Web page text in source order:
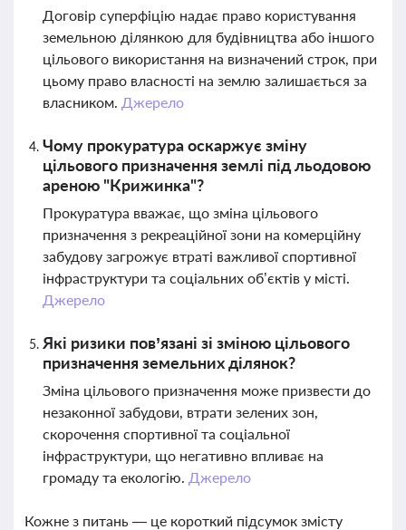
Договір суперфіцію надає право користування
земельною ділянкою для будівництва або іншого
цільового використання на визначений строк, при
цьому право власності на землю залишається за
власником. Джерело
Чому прокуратура оскаржує зміну
цільового призначення землі під льодовою
ареною "Крижинка"?
Прокуратура вважає, що зміна цільового
призначення з рекреаційної зони на комерційну
забудову загрожує втраті важливої спортивної
інфраструктури та соціальних об’єктів у місті.
Джерело
Які ризики пов’язані зі зміною цільового
призначення земельних ділянок?
Зміна цільового призначення може призвести до
незаконної забудови, втрати зелених зон,
скорочення спортивної та соціальної
інфраструктури, що негативно впливає на
громаду та екологію. Джерело
Кожне з питань — це короткий підсумок змісту